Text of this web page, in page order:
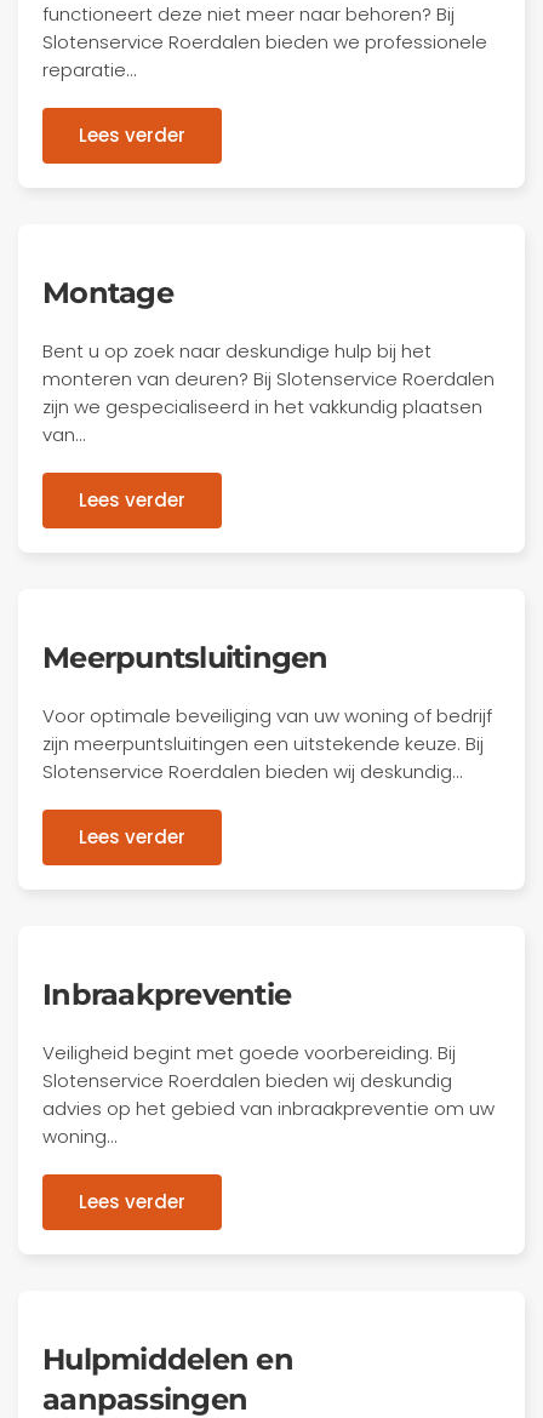
functioneert deze niet meer naar behoren? Bij
Slotenservice Roerdalen bieden we professionele
reparatie…
Lees verder
Montage
Bent u op zoek naar deskundige hulp bij het
monteren van deuren? Bij Slotenservice Roerdalen
zijn we gespecialiseerd in het vakkundig plaatsen
van…
Lees verder
Meerpuntsluitingen
Voor optimale beveiliging van uw woning of bedrijf
zijn meerpuntsluitingen een uitstekende keuze. Bij
Slotenservice Roerdalen bieden wij deskundig…
Lees verder
Inbraakpreventie
Veiligheid begint met goede voorbereiding. Bij
Slotenservice Roerdalen bieden wij deskundig
advies op het gebied van inbraakpreventie om uw
woning…
Lees verder
Hulpmiddelen en
aanpassingen